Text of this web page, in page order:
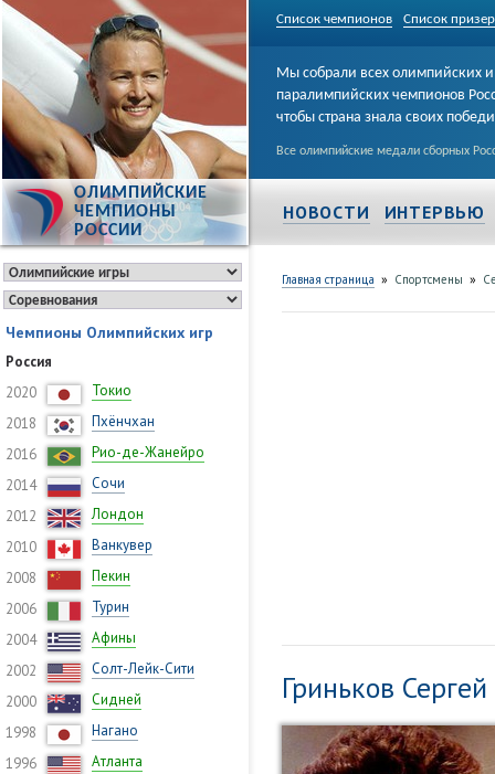
Список чемпионов Список
ОЛИМПИЙСКИЕ
ЧЕМПИОНЫ
РОССИИ
Мы собрали всех олимпийских и
паралимпийских чемпионов
чтобы страна знала своих
Все олимпийские медали сборных
НОВОСТИ ИНТЕРВЬЮ
Чемпионы Олимпийских игр
Россия
2020
Токио
2018
Пхёнчхан
2016
Рио-де-Жанейро
2014
Сочи
2012
Лондон
2010
Ванкувер
2008
Пекин
2006
Турин
2004
Афины
2002
Солт-Лейк-Сити
2000
Сидней
1998
Нагано
1996
Атланта
Главная страница » Спортсмены »
Гриньков